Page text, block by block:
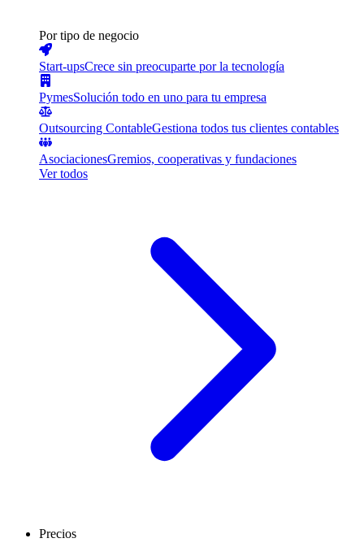
Por tipo de negocio
Start-upsCrece sin preocuparte por la tecnología
PymesSolución todo en uno para tu empresa
Outsourcing ContableGestiona todos tus clientes contables
AsociacionesGremios, cooperativas y fundaciones
Ver todos
Precios